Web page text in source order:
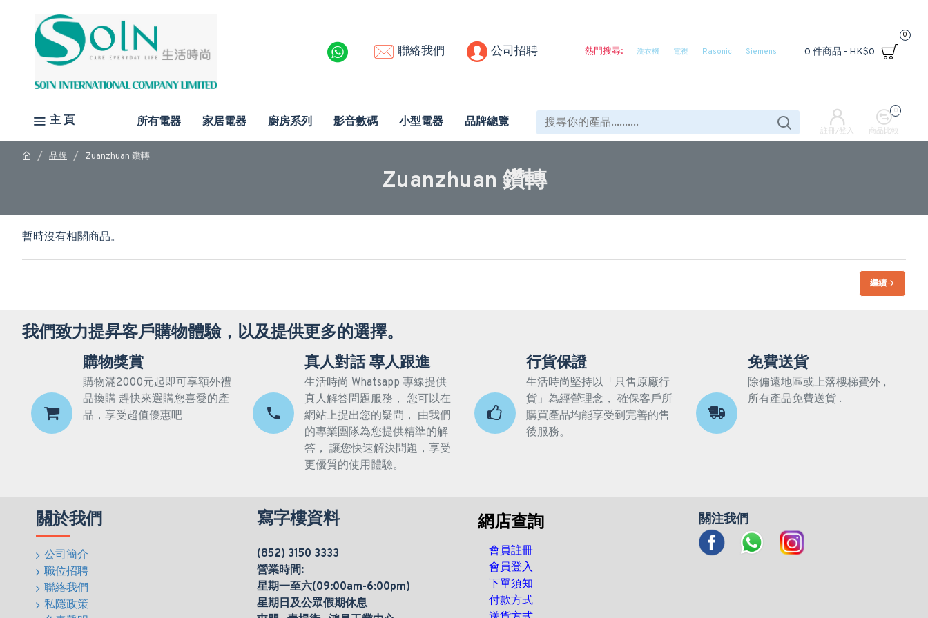
聯絡我們 公司招聘 熱門搜尋: 洗衣機 電視 Rasonic Siemens 0 件商品 - HK$0
0
主 頁 所有電器 家居電器 廚房系列 影音數碼 小型電器 品牌總覽
註冊/登入 商品比較
0
品牌 Zuanzhuan 鑽轉
Zuanzhuan 鑽轉
暫時沒有相關商品。
繼續
我們致力提昇客戶購物體驗，以及提供更多的選擇。
購物獎賞
購物滿2000元起即可享額外禮
品換購 趕快來選購您喜愛的產
品，享受超值優惠吧
真人對話 專人跟進
生活時尚 Whatsapp 專線提供
真人解答問題服務， 您可以在
網站上提出您的疑問， 由我們
的專業團隊為您提供精準的解
答， 讓您快速解決問題，享受
更優質的使用體驗。
行貨保證
生活時尚堅持以「只售原廠行
貨」為經營理念， 確保客戶所
購買產品均能享受到完善的售
後服務。
免費送貨
除偏遠地區或上落樓梯費外 ,
所有產品免費送貨 .
關於我們
公司簡介
職位招聘
聯絡我們
私隱政策
寫字樓資料
(852) 3150 3333
營業時間:
星期一至六(09:00am-6:00pm)
星期日及公眾假期休息
網店查詢
會員註冊
會員登入
下單須知
付款方式
關注我們